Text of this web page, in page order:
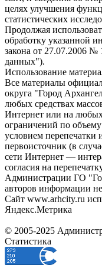
целях улучшения
статистических
Продолжая
обработку указанной
закона от 27.07.2006
данных").
Использование
Все материалы
округа "Город
любых средствах
Интернет или на
ограничений по
условием перепечатки
первоисточник (в
сети Интернет —
согласия на
Администрации ГО
авторов информации не
Сайт www.arhcity.ru
Яндекс.Метрика
© 2005-2025
Статистика